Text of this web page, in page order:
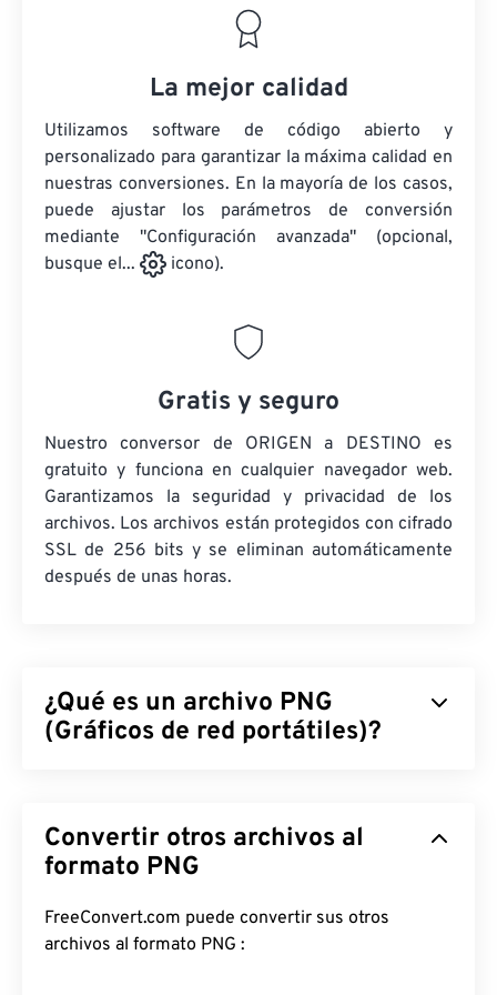
La mejor calidad
Utilizamos software de código abierto y
personalizado para garantizar la máxima calidad en
nuestras conversiones. En la mayoría de los casos,
puede ajustar los parámetros de conversión
mediante "Configuración avanzada" (opcional,
busque el...
icono).
Gratis y seguro
Nuestro conversor de ORIGEN a DESTINO es
gratuito y funciona en cualquier navegador web.
Garantizamos la seguridad y privacidad de los
archivos. Los archivos están protegidos con cifrado
SSL de 256 bits y se eliminan automáticamente
después de unas horas.
¿Qué es un archivo PNG
(Gráficos de red portátiles)?
facilitar su portabilidad. Las imágenes PNG pueden
tener coloresRGBo
diseños gráficos. PNG también admite animaciones
con mayor transparencia (prueba nuestra
Convertir otros archivos al
formato PNG
FreeConvert.com puede convertir sus otros
archivos al formato PNG :